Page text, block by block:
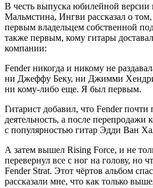
В честь выпуска юбилейной
Мальмстина, Ингви рассказал о том,
первым владельцем собственной
также первым, кому гитары
компании:
Fender никогда и никому не
ни Джеффу Беку, ни Джимми
ни кому-либо еще. Я был первым.
Гитарист добавил, что Fender почти
деятельность, а после перепродажи
с популярностью гитар Эдди Ван
А затем вышел Rising Force, и не
перевернул все с ног на голову, но
Fender Strat. Этот чёртов альбом
рассказали мне, что как только